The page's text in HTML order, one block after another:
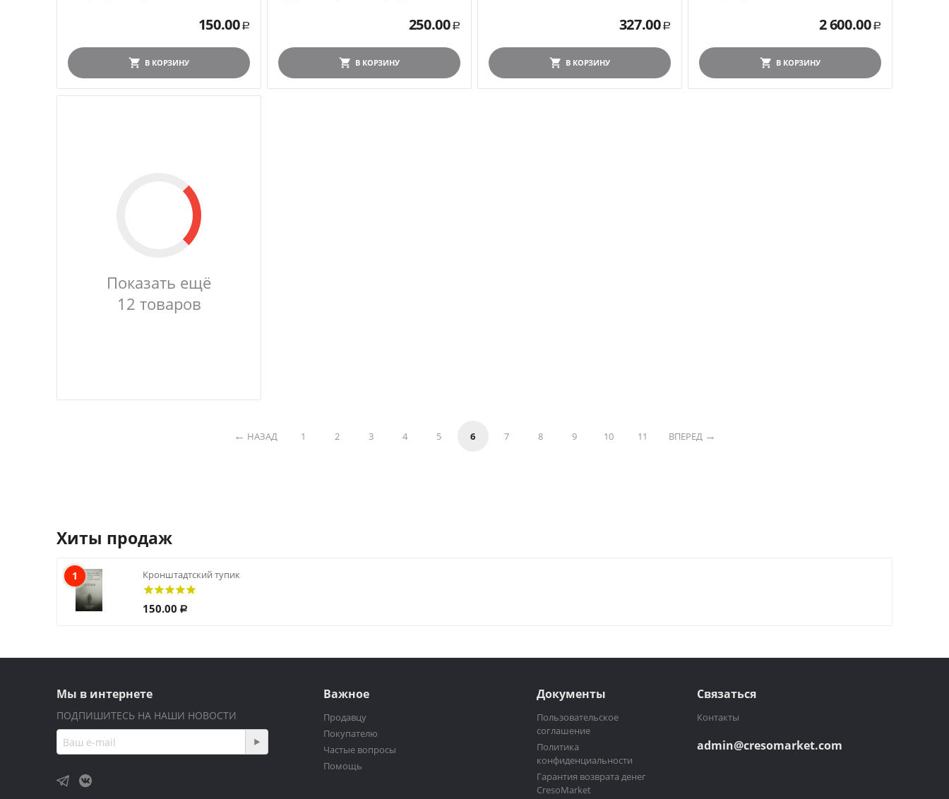
150.00 Р
В КОРЗИНУ
250.00 Р
В КОРЗИНУ
327.00 Р
В КОРЗИНУ
2 600.00 Р
В КОРЗИНУ
Показать ещё
12 товаров
НАЗАД 1 2 3 4 5 6 7 8 9 10 11 ВПЕРЕД
Хиты продаж
1 Кронштадтский тупик
150.00 Р
Мы в интернете
ПОДПИШИТЕСЬ НА НАШИ НОВОСТИ
Важное
Продавцу
Покупателю
Частые вопросы
Помощь
Документы
Пользовательское
соглашение
Политика
конфиденциальности
Гарантия возврата денег
CresoMarket
Связаться
Контакты
admin@cresomarket.com